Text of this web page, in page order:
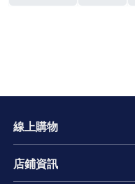
線上購物
店鋪資訊